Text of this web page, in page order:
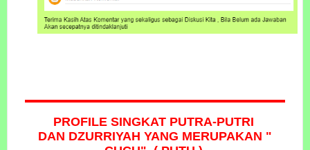
PROFILE SINGKAT PUTRA-PUTRI
DAN DZURRIYAH YANG MERUPAKAN "